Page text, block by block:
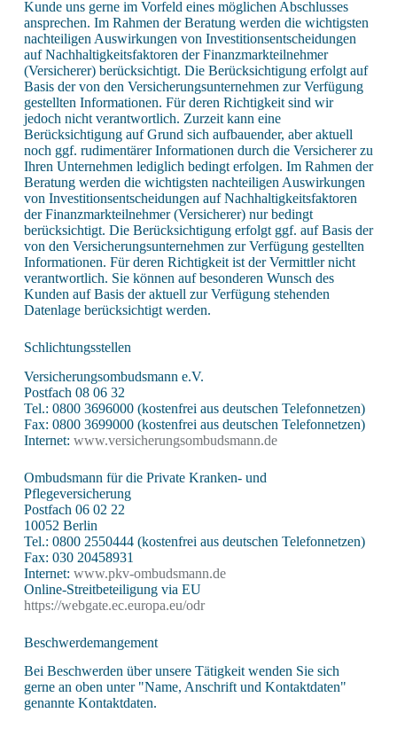
Kunde uns gerne im Vorfeld eines möglichen Abschlusses
ansprechen. Im Rahmen der Beratung werden die wichtigsten
nachteiligen Auswirkungen von Investitionsentscheidungen
auf Nachhaltigkeitsfaktoren der Finanzmarkteilnehmer
(Versicherer) berücksichtigt. Die Berücksichtigung erfolgt auf
Basis der von den Versicherungsunternehmen zur Verfügung
gestellten Informationen. Für deren Richtigkeit sind wir
jedoch nicht verantwortlich. Zurzeit kann eine
Berücksichtigung auf Grund sich aufbauender, aber aktuell
noch ggf. rudimentärer Informationen durch die Versicherer zu
Ihren Unternehmen lediglich bedingt erfolgen. Im Rahmen der
Beratung werden die wichtigsten nachteiligen Auswirkungen
von Investitionsentscheidungen auf Nachhaltigkeitsfaktoren
der Finanzmarkteilnehmer (Versicherer) nur bedingt
berücksichtigt. Die Berücksichtigung erfolgt ggf. auf Basis der
von den Versicherungsunternehmen zur Verfügung gestellten
Informationen. Für deren Richtigkeit ist der Vermittler nicht
verantwortlich. Sie können auf besonderen Wunsch des
Kunden auf Basis der aktuell zur Verfügung stehenden
Datenlage berücksichtigt werden.
Schlichtungsstellen
Versicherungsombudsmann e.V.
Postfach 08 06 32
Tel.: 0800 3696000 (kostenfrei aus deutschen Telefonnetzen)
Fax: 0800 3699000 (kostenfrei aus deutschen Telefonnetzen)
Internet: www.versicherungsombudsmann.de
Ombudsmann für die Private Kranken- und
Pflegeversicherung
Postfach 06 02 22
10052 Berlin
Tel.: 0800 2550444 (kostenfrei aus deutschen Telefonnetzen)
Fax: 030 20458931
Internet: www.pkv-ombudsmann.de
Online-Streitbeteiligung via EU
https://webgate.ec.europa.eu/odr
Beschwerdemangement
Bei Beschwerden über unsere Tätigkeit wenden Sie sich
gerne an oben unter "Name, Anschrift und Kontaktdaten"
genannte Kontaktdaten.